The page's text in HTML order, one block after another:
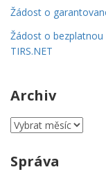
Žádost o
Žádost o
TIRS.NET
Archiv
Archiv
Správa